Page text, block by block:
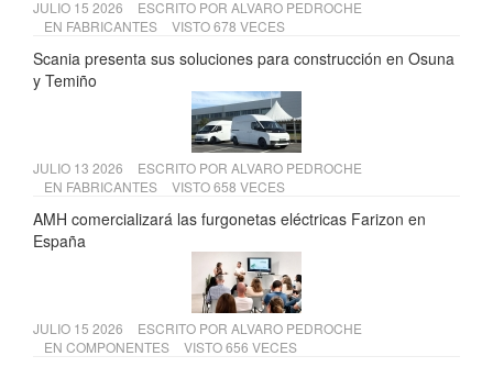
JULIO 15 2026 ESCRITO POR ALVARO PEDROCHE
EN FABRICANTES VISTO 678 VECES
Scania presenta sus soluciones para construcción en Osuna
y Temiño
JULIO 13 2026 ESCRITO POR ALVARO PEDROCHE
EN FABRICANTES VISTO 658 VECES
AMH comercializará las furgonetas eléctricas Farizon en
España
JULIO 15 2026 ESCRITO POR ALVARO PEDROCHE
EN COMPONENTES VISTO 656 VECES